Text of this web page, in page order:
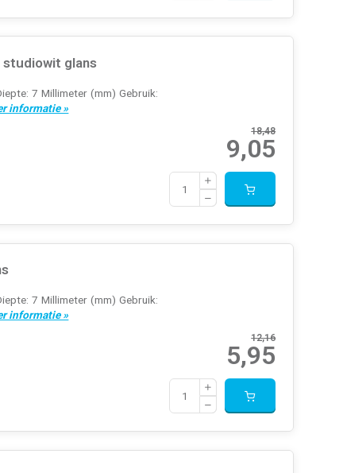
glans
7 Millimeter (mm) Gebruik:
informatie »
18,48
9,05
7 Millimeter (mm) Gebruik:
informatie »
12,16
5,95